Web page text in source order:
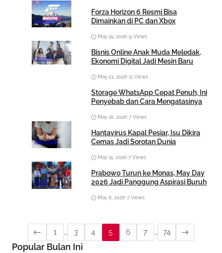
Teknologi
Forza Horizon 6 Resmi Bisa
Dimainkan di PC dan Xbox
May 25, 2026•9 Views
Ekonomi
Bisnis Online Anak Muda Meledak,
Ekonomi Digital Jadi Mesin Baru
May 23, 2026•11 Views
Storage WhatsApp Cepat Penuh, Ini
Penyebab dan Cara Mengatasinya
May 18, 2026•7 Views
Kesehatan
Hantavirus Kapal Pesiar, Isu Dikira
Cemas Jadi Sorotan Dunia
May 15, 2026•7 Views
Berita
Prabowo Turun ke Monas, May Day
2026 Jadi Panggung Aspirasi Buruh
May 8, 2026•7 Views
1 … 3 4 5 6 7 … 74
Popular Bulan Ini